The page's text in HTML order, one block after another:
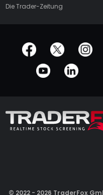
Die Trader-Zeitung
offizielle Social Media-
© 2022 - 2026 TraderFox